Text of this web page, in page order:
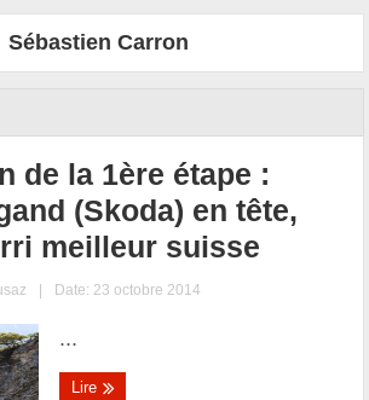
Sébastien Carron
de la 1ère étape :
(Skoda) en tête,
meilleur suisse
| Date: 23 octobre 2014
...
Lire